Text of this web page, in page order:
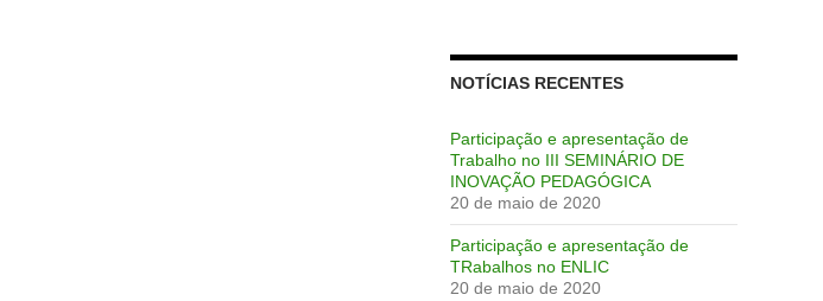
NOTÍCIAS RECENTES
Participação e apresentação de
Trabalho no III SEMINÁRIO DE
INOVAÇÃO PEDAGÓGICA
20 de maio de 2020
Participação e apresentação de
TRabalhos no ENLIC
20 de maio de 2020